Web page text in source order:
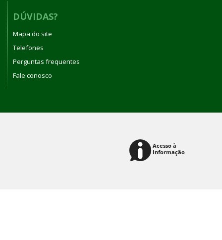
DÚVIDAS?
Mapa do site
Telefones
Perguntas frequentes
Fale conosco